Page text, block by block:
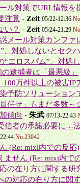
ル対策でURL情報を
注意-Zeit 05/22-12:36
い？-Zeit 05/24-21:29
メール対策カンファ
、対処しないとセク
“エロスパム”、対処
逮捕者は「最悪級」
万件以上の被害IP
予防ソリューション
任せ」もまだ多数～
傾向-朱武 07/13-22:43
信者の承諾必要に…
No.23042
(Re: mixi内での反応)
ません (Re: mixi内で
の在り方に関する研
の対応の在り方に関